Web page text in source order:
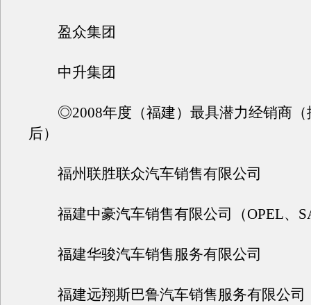
盈众集团
中升集团
◎2008年度（福建）最具潜力经销商（
后）
福州联胜联众汽车销售有限公司
福建中豪汽车销售有限公司（OPEL、
福建华骏汽车销售服务有限公司
福建远翔斯巴鲁汽车销售服务有限公司